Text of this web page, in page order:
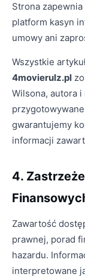
Strona
platform kasyn
umowy ani
Wszystkie
4movierulz.pl
Wilsona, autora
gwarantujemy
informacji
4.
Zawartość
prawnej, porad
hazardu.
interpretowane